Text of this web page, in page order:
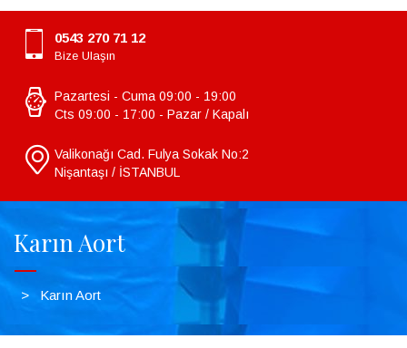
0543 270 71 12
Bize Ulaşın
Pazartesi - Cuma 09:00 - 19:00
Cts 09:00 - 17:00 - Pazar / Kapalı
Valikonağı Cad. Fulya Sokak No:2
Nişantaşı / İSTANBUL
Karın Aort
> Karın Aort